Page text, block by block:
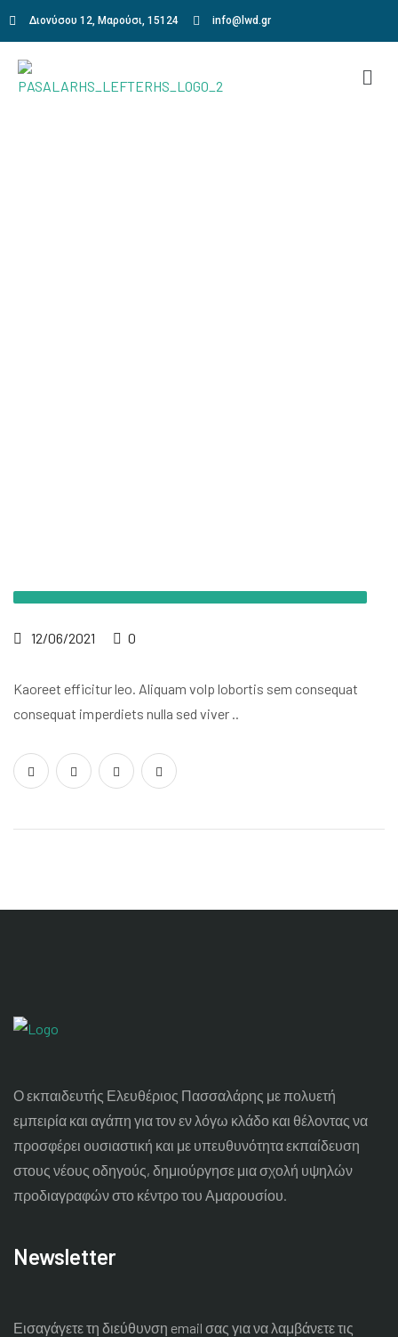
Διονύσου 12, Μαρούσι, 15124 info@lwd.gr
12/06/2021 0
Kaoreet efficitur leo. Aliquam volp lobortis sem consequat
consequat imperdiets nulla sed viver ..
Ο εκπαιδευτής Ελευθέριος Πασσαλάρης με πολυετή
εμπειρία και αγάπη για τον εν λόγω κλάδο και θέλοντας να
προσφέρει ουσιαστική και με υπευθυνότητα εκπαίδευση
στους νέους οδηγούς, δημιούργησε μια σχολή υψηλών
προδιαγραφών στο κέντρο του Αμαρουσίου.
Newsletter
Εισαγάγετε τη διεύθυνση email σας για να λαμβάνετε τις